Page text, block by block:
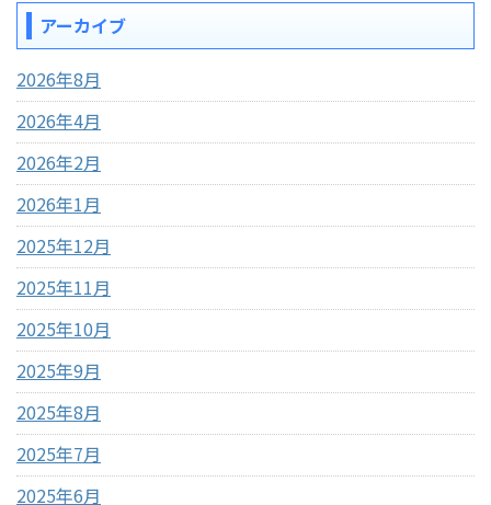
アーカイブ
2026年8月
2026年4月
2026年2月
2026年1月
2025年12月
2025年11月
2025年10月
2025年9月
2025年8月
2025年7月
2025年6月